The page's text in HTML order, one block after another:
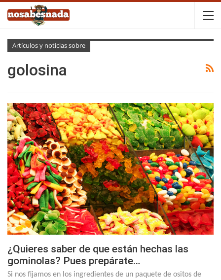
Artículos y noticias sobre
golosina
¿Quieres saber de que están hechas las
gominolas? Pues prepárate…
Si nos fijamos en los ingredientes de un paquete de ositos de